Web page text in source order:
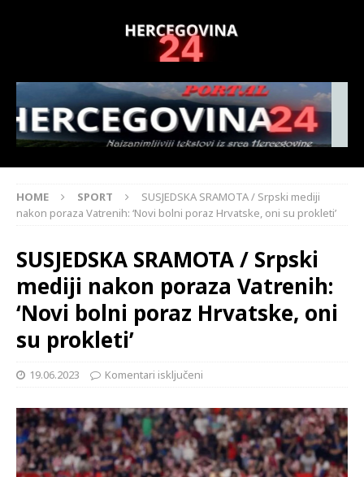
HOME SPORT
SUSJEDSKA SRAMOTA / Srpski mediji
nakon poraza Vatrenih: ‘Novi bolni poraz Hrvatske, oni su prokleti’
SUSJEDSKA SRAMOTA / Srpski
mediji nakon poraza Vatrenih:
‘Novi bolni poraz Hrvatske, oni
su prokleti’
19.06.2023 Komentari isključeni